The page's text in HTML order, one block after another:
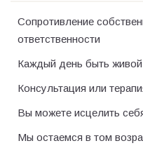
Сопротивление
ответственности
Каждый день быть
Консультация или
Вы можете исцелить
Мы остаемся в том